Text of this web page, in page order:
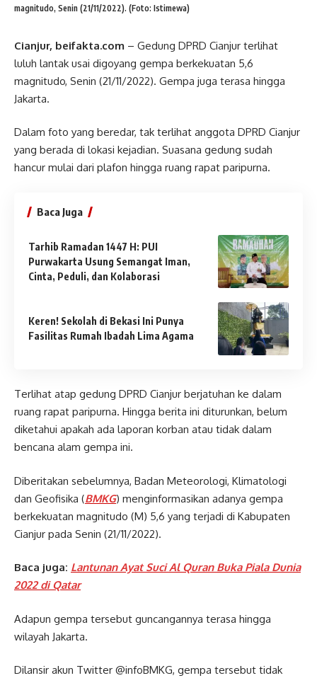
magnitudo, Senin (21/11/2022). (Foto: Istimewa)
Cianjur, beifakta.com – Gedung DPRD Cianjur terlihat
luluh lantak usai digoyang gempa berkekuatan 5,6
magnitudo, Senin (21/11/2022). Gempa juga terasa hingga
Jakarta.
Dalam foto yang beredar, tak terlihat anggota DPRD Cianjur
yang berada di lokasi kejadian. Suasana gedung sudah
hancur mulai dari plafon hingga ruang rapat paripurna.
Baca Juga
Tarhib Ramadan 1447 H: PUI
Purwakarta Usung Semangat Iman,
Cinta, Peduli, dan Kolaborasi
Keren! Sekolah di Bekasi Ini Punya
Fasilitas Rumah Ibadah Lima Agama
Terlihat atap gedung DPRD Cianjur berjatuhan ke dalam
ruang rapat paripurna. Hingga berita ini diturunkan, belum
diketahui apakah ada laporan korban atau tidak dalam
bencana alam gempa ini.
Diberitakan sebelumnya, Badan Meteorologi, Klimatologi
dan Geofisika (BMKG) menginformasikan adanya gempa
berkekuatan magnitudo (M) 5,6 yang terjadi di Kabupaten
Cianjur pada Senin (21/11/2022).
Baca juga: Lantunan Ayat Suci Al Quran Buka Piala Dunia
2022 di Qatar
Adapun gempa tersebut guncangannya terasa hingga
wilayah Jakarta.
Dilansir akun Twitter @infoBMKG, gempa tersebut tidak